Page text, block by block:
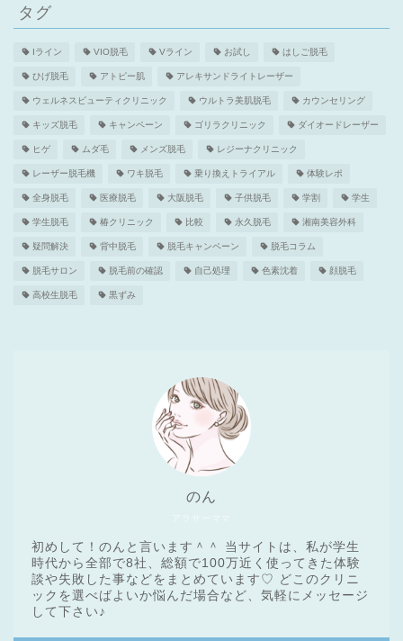
タグ
Iライン VIO脱毛 Vライン お試し はしご脱毛
ひげ脱毛 アトピー肌 アレキサンドライトレーザー
ウェルネスビューティクリニック ウルトラ美肌脱毛 カウンセリング
キッズ脱毛 キャンペーン ゴリラクリニック ダイオードレーザー
ヒゲ ムダ毛 メンズ脱毛 レジーナクリニック
レーザー脱毛機 ワキ脱毛 乗り換えトライアル 体験レポ
全身脱毛 医療脱毛 大阪脱毛 子供脱毛 学割 学生
学生脱毛 椿クリニック 比較 永久脱毛 湘南美容外科
疑問解決 背中脱毛 脱毛キャンペーン 脱毛コラム
脱毛サロン 脱毛前の確認 自己処理 色素沈着 顔脱毛
高校生脱毛 黒ずみ
のん
初めして！のんと言います＾＾ 当サイトは、私が学生
時代から全部で8社、総額で100万近く使ってきた体験
談や失敗した事などをまとめています♡ どこのクリニ
ックを選べばよいか悩んだ場合など、気軽にメッセージ
して下さい♪